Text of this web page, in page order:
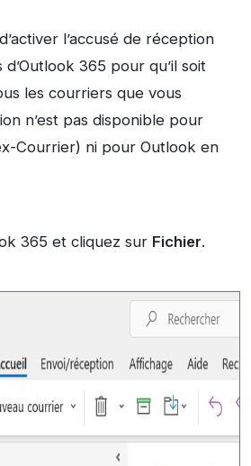
l’accusé de réception
365 pour qu’il soit
les courriers que vous
n’est pas disponible pour
Courrier) ni pour Outlook en
365 et cliquez sur Fichier.